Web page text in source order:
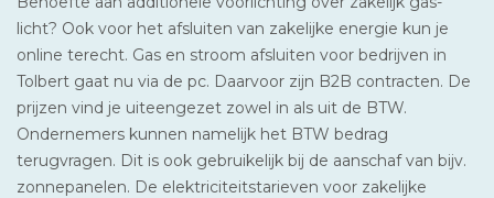
licht? Ook voor het afsluiten van zakelijke energie kun je
online terecht. Gas en stroom afsluiten voor bedrijven in
Tolbert gaat nu via de pc. Daarvoor zijn B2B contracten. De
prijzen vind je uiteengezet zowel in als uit de BTW.
Ondernemers kunnen namelijk het BTW bedrag
terugvragen. Dit is ook gebruikelijk bij de aanschaf van bijv.
zonnepanelen. De elektriciteitstarieven voor zakelijke